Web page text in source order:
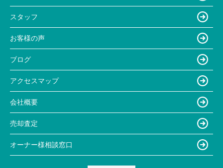
スタッフ
お客様の声
ブログ
アクセスマップ
会社概要
売却査定
オーナー様相談窓口